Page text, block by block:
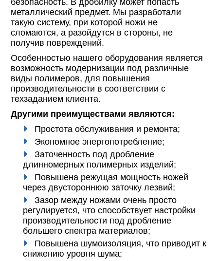
безопасность. В дробилку может попасть
металлический предмет. Мы разработали
такую систему, при которой ножи не
сломаются, а разойдутся в стороны, не
получив повреждений.
Особенностью нашего оборудования является
возможность модернизации под различные
виды полимеров, для повышения
производительности в соответствии с
техзаданием клиента.
Другими преимуществами являются:
Простота обслуживания и ремонта;
Экономное энергопотребление;
Заточенность под дробление
длинномерных полимерных изделий;
Повышена режущая мощность ножей
через двустороннюю заточку лезвий;
Зазор между ножами очень просто
регулируется, что способствует настройки
производительности под дробление
большего спектра материалов;
Повышена шумоизоляция, что приводит к
снижению уровня шума;